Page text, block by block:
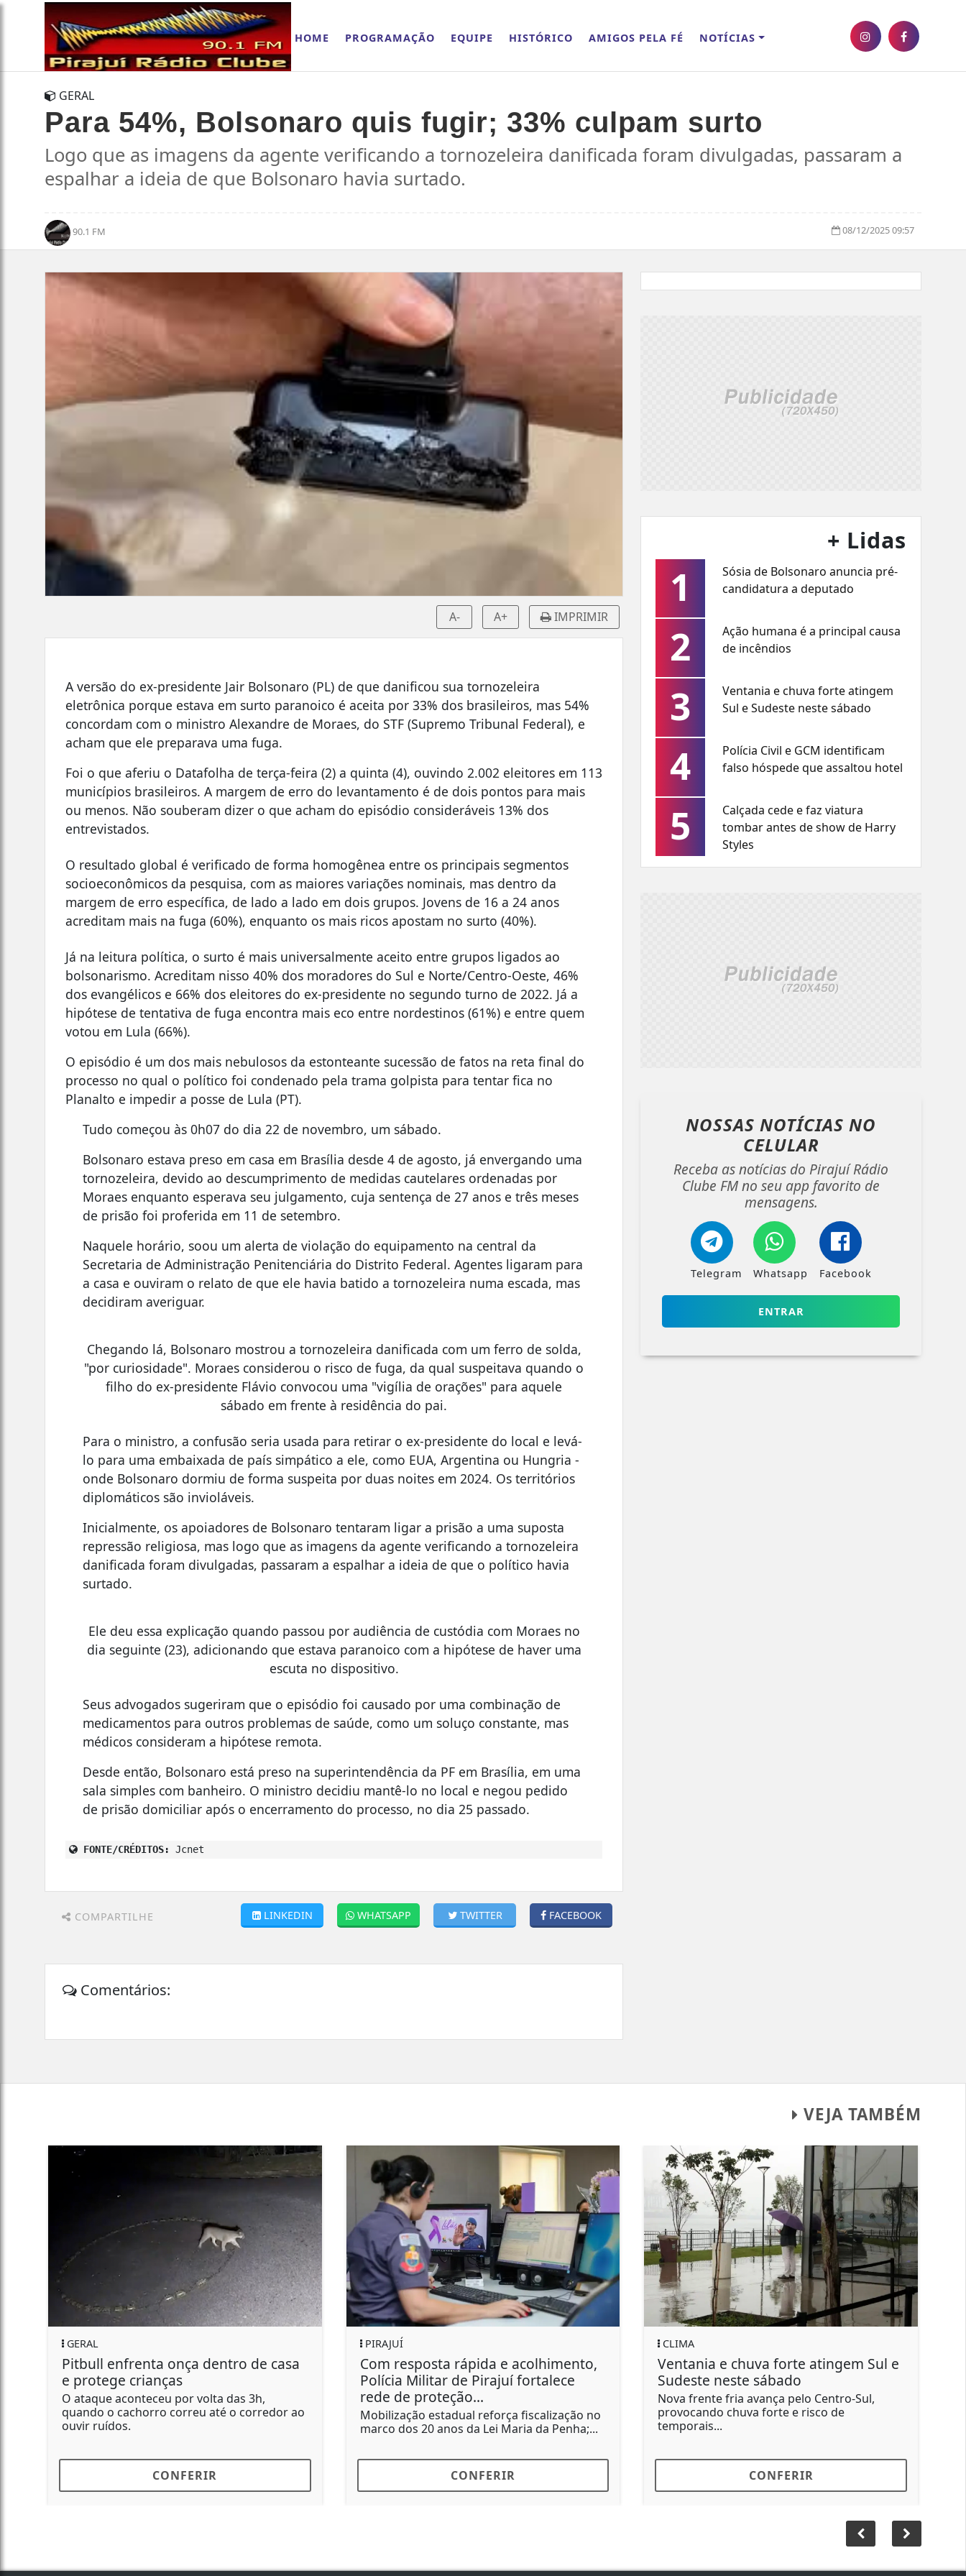
HOME PROGRAMAÇÃO EQUIPE HISTÓRICO AMIGOS PELA FÉ NOTÍCIAS
GERAL
Para 54%, Bolsonaro quis fugir; 33% culpam surto
Logo que as imagens da agente verificando a tornozeleira danificada foram divulgadas, passaram a
espalhar a ideia de que Bolsonaro havia surtado.
90.1 FM 08/12/2025 09:57
A- A+ IMPRIMIR
A versão do ex-presidente Jair Bolsonaro (PL) de que danificou sua tornozeleira
eletrônica porque estava em surto paranoico é aceita por 33% dos brasileiros, mas 54%
concordam com o ministro Alexandre de Moraes, do STF (Supremo Tribunal Federal), e
acham que ele preparava uma fuga.
Foi o que aferiu o Datafolha de terça-feira (2) a quinta (4), ouvindo 2.002 eleitores em 113
municípios brasileiros. A margem de erro do levantamento é de dois pontos para mais
ou menos. Não souberam dizer o que acham do episódio consideráveis 13% dos
entrevistados.
O resultado global é verificado de forma homogênea entre os principais segmentos
socioeconômicos da pesquisa, com as maiores variações nominais, mas dentro da
margem de erro específica, de lado a lado em dois grupos. Jovens de 16 a 24 anos
acreditam mais na fuga (60%), enquanto os mais ricos apostam no surto (40%).
Já na leitura política, o surto é mais universalmente aceito entre grupos ligados ao
bolsonarismo. Acreditam nisso 40% dos moradores do Sul e Norte/Centro-Oeste, 46%
dos evangélicos e 66% dos eleitores do ex-presidente no segundo turno de 2022. Já a
hipótese de tentativa de fuga encontra mais eco entre nordestinos (61%) e entre quem
votou em Lula (66%).
O episódio é um dos mais nebulosos da estonteante sucessão de fatos na reta final do
processo no qual o político foi condenado pela trama golpista para tentar fica no
Planalto e impedir a posse de Lula (PT).
Tudo começou às 0h07 do dia 22 de novembro, um sábado.
Bolsonaro estava preso em casa em Brasília desde 4 de agosto, já envergando uma
tornozeleira, devido ao descumprimento de medidas cautelares ordenadas por
Moraes enquanto esperava seu julgamento, cuja sentença de 27 anos e três meses
de prisão foi proferida em 11 de setembro.
Naquele horário, soou um alerta de violação do equipamento na central da
Secretaria de Administração Penitenciária do Distrito Federal. Agentes ligaram para
a casa e ouviram o relato de que ele havia batido a tornozeleira numa escada, mas
decidiram averiguar.
Chegando lá, Bolsonaro mostrou a tornozeleira danificada com um ferro de solda,
"por curiosidade". Moraes considerou o risco de fuga, da qual suspeitava quando o
filho do ex-presidente Flávio convocou uma "vigília de orações" para aquele
sábado em frente à residência do pai.
Para o ministro, a confusão seria usada para retirar o ex-presidente do local e levá-
lo para uma embaixada de país simpático a ele, como EUA, Argentina ou Hungria -
onde Bolsonaro dormiu de forma suspeita por duas noites em 2024. Os territórios
diplomáticos são invioláveis.
Inicialmente, os apoiadores de Bolsonaro tentaram ligar a prisão a uma suposta
repressão religiosa, mas logo que as imagens da agente verificando a tornozeleira
danificada foram divulgadas, passaram a espalhar a ideia de que o político havia
surtado.
Ele deu essa explicação quando passou por audiência de custódia com Moraes no
dia seguinte (23), adicionando que estava paranoico com a hipótese de haver uma
escuta no dispositivo.
Seus advogados sugeriram que o episódio foi causado por uma combinação de
medicamentos para outros problemas de saúde, como um soluço constante, mas
médicos consideram a hipótese remota.
Desde então, Bolsonaro está preso na superintendência da PF em Brasília, em uma
sala simples com banheiro. O ministro decidiu mantê-lo no local e negou pedido
de prisão domiciliar após o encerramento do processo, no dia 25 passado.
FONTE/CRÉDITOS: Jcnet
COMPARTILHE FACEBOOK
TWITTER
WHATSAPP
LINKEDIN
Comentários:
+ Lidas
1
Sósia de Bolsonaro anuncia pré-
candidatura a deputado
2
Ação humana é a principal causa
de incêndios
3
Ventania e chuva forte atingem
Sul e Sudeste neste sábado
4
Polícia Civil e GCM identificam
falso hóspede que assaltou hotel
5
Calçada cede e faz viatura
tombar antes de show de Harry
Styles
NOSSAS NOTÍCIASNO
CELULAR
Receba as notícias do Pirajuí Rádio
Clube FM no seu app favorito de
mensagens.
Telegram Whatsapp Facebook
ENTRAR
VEJA TAMBÉM
enfrenta onça dentro de casa
protege crianças
ataque aconteceu por volta das 3h,
o cachorro correu até o corredor ao
ruídos.
Com resposta rápida e acolhimento,
Polícia Militar de Pirajuí fortalece
rede de proteção...
Mobilização estadual reforça fiscalização no
marco dos 20 anos da Lei Maria da Penha;...
Ventania e chuva forte atingem Sul e
Sudeste neste sábado
Nova frente fria avança pelo Centro-Sul,
provocando chuva forte e risco de
Motorista de
O condutor